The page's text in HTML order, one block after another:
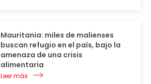
Mauritania: miles de malienses
buscan refugio en el país, bajo la
amenaza de una crisis
alimentaria
Leer más